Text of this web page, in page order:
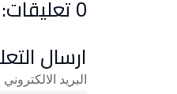
0 تعليقات:
ارسال
البريد الالكتروني